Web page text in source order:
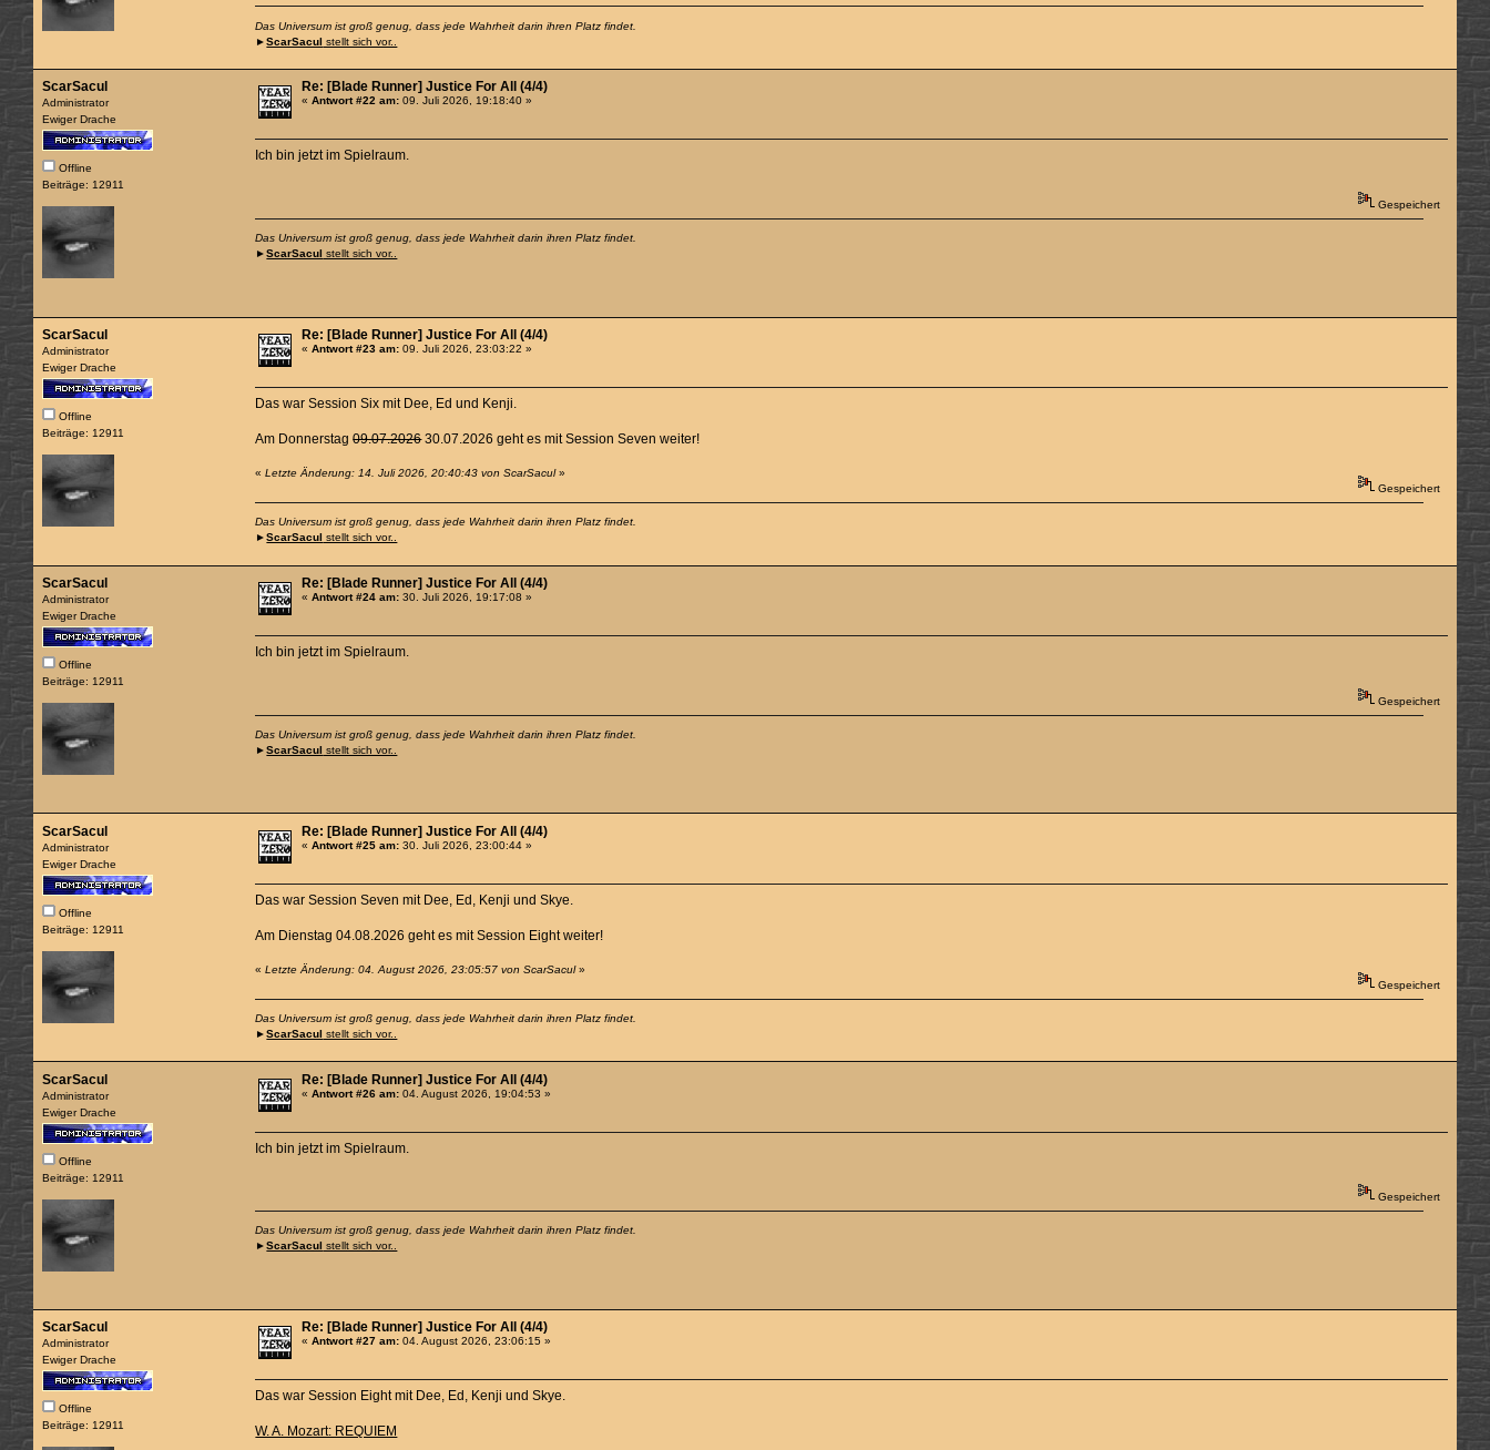
Das Universum ist groß genug, dass jede Wahrheit darin ihren Platz findet.
►ScarSacul stellt sich vor..
ScarSacul
Administrator
Ewiger Drache
Offline
Beiträge: 12911
Re: [Blade Runner] Justice For All (4/4)
«Antwort #22 am: 09. Juli 2026, 19:18:40 »
Ich bin jetzt im Spielraum.
Gespeichert
Das Universum ist groß genug, dass jede Wahrheit darin ihren Platz findet.
►ScarSacul stellt sich vor..
ScarSacul
Administrator
Ewiger Drache
Offline
Beiträge: 12911
Re: [Blade Runner] Justice For All (4/4)
«Antwort #23 am: 09. Juli 2026, 23:03:22 »
Das war Session Six mit Dee, Ed und Kenji.
Am Donnerstag09.07.202630.07.2026 geht es mit Session Seven weiter!
«Letzte Änderung: 14. Juli 2026, 20:40:43 von ScarSacul»
Gespeichert
Das Universum ist groß genug, dass jede Wahrheit darin ihren Platz findet.
►ScarSacul stellt sich vor..
ScarSacul
Administrator
Ewiger Drache
Offline
Beiträge: 12911
Re: [Blade Runner] Justice For All (4/4)
«Antwort #24 am: 30. Juli 2026, 19:17:08 »
Ich bin jetzt im Spielraum.
Gespeichert
Das Universum ist groß genug, dass jede Wahrheit darin ihren Platz findet.
►ScarSacul stellt sich vor..
ScarSacul
Administrator
Ewiger Drache
Offline
Beiträge: 12911
Re: [Blade Runner] Justice For All (4/4)
«Antwort #25 am: 30. Juli 2026, 23:00:44 »
Das war Session Seven mit Dee, Ed, Kenji und Skye.
Am Dienstag 04.08.2026 geht es mit Session Eight weiter!
«Letzte Änderung: 04. August 2026, 23:05:57 von ScarSacul»
Gespeichert
Das Universum ist groß genug, dass jede Wahrheit darin ihren Platz findet.
►ScarSacul stellt sich vor..
ScarSacul
Administrator
Ewiger Drache
Offline
Beiträge: 12911
Re: [Blade Runner] Justice For All (4/4)
«Antwort #26 am: 04. August 2026, 19:04:53 »
Ich bin jetzt im Spielraum.
Gespeichert
Das Universum ist groß genug, dass jede Wahrheit darin ihren Platz findet.
►ScarSacul stellt sich vor..
ScarSacul
Administrator
Ewiger Drache
Offline
Beiträge: 12911
Re: [Blade Runner] Justice For All (4/4)
«Antwort #27 am: 04. August 2026, 23:06:15 »
Das war Session Eight mit Dee, Ed, Kenji und Skye.
W. A. Mozart: REQUIEM